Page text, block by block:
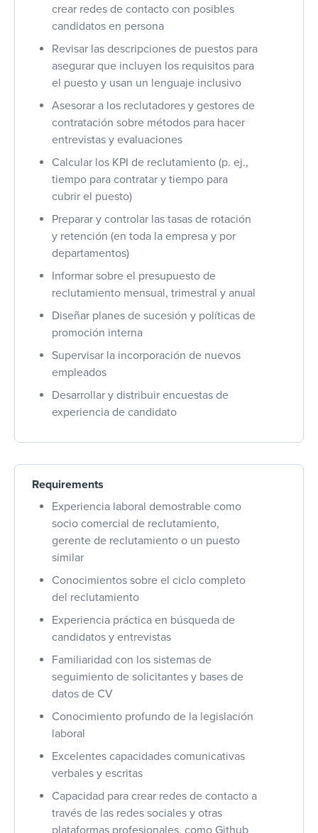
crear redes de contacto con posibles
candidatos en persona
Revisar las descripciones de puestos para
asegurar que incluyen los requisitos para
el puesto y usan un lenguaje inclusivo
Asesorar a los reclutadores y gestores de
contratación sobre métodos para hacer
entrevistas y evaluaciones
Calcular los KPI de reclutamiento (p. ej.,
tiempo para contratar y tiempo para
cubrir el puesto)
Preparar y controlar las tasas de rotación
y retención (en toda la empresa y por
departamentos)
Informar sobre el presupuesto de
reclutamiento mensual, trimestral y anual
Diseñar planes de sucesión y políticas de
promoción interna
Supervisar la incorporación de nuevos
empleados
Desarrollar y distribuir encuestas de
experiencia de candidato
Requirements
Experiencia laboral demostrable como
socio comercial de reclutamiento,
gerente de reclutamiento o un puesto
similar
Conocimientos sobre el ciclo completo
del reclutamiento
Experiencia práctica en búsqueda de
candidatos y entrevistas
Familiaridad con los sistemas de
seguimiento de solicitantes y bases de
datos de CV
Conocimiento profundo de la legislación
laboral
Excelentes capacidades comunicativas
verbales y escritas
Capacidad para crear redes de contacto a
través de las redes sociales y otras
plataformas profesionales, como Github